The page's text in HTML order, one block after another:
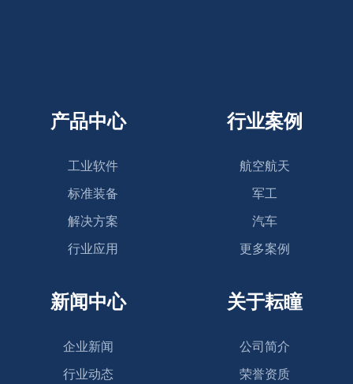
产品中心
工业软件
标准装备
解决方案
行业应用
行业案例
航空航天
军工
汽车
更多案例
新闻中心
企业新闻
行业动态
关于耘瞳
公司简介
荣誉资质